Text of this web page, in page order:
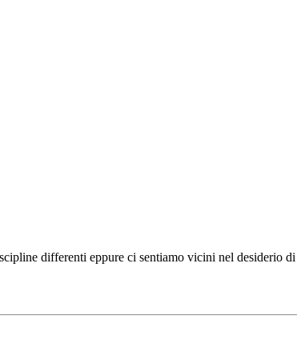
differenti eppure ci sentiamo vicini nel desiderio